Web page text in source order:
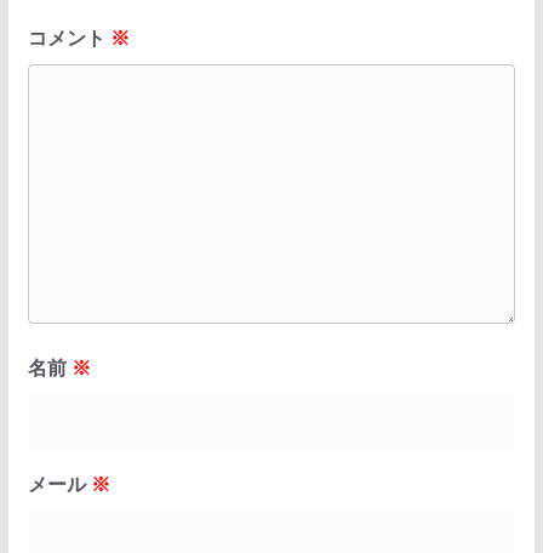
コメント ※
名前 ※
メール ※